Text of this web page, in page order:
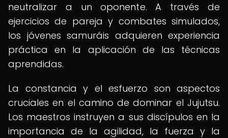
neutralizar a un oponente. A través de
ejercicios de pareja y combates simulados,
los jóvenes samuráis adquieren experiencia
práctica en la aplicación de las técnicas
aprendidas.
La constancia y el esfuerzo son aspectos
cruciales en el camino de dominar el Jujutsu.
Los maestros instruyen a sus discípulos en la
importancia de la agilidad, la fuerza y la